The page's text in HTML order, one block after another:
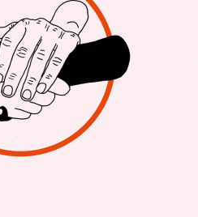
Sanja Mitrović:
In der
Gemeinschaften in
Nordvietnames*innen,
Gastarbeiterprogramms
hierhergekommen
sind.
Boatpeople aus
Westdeutschland
unterschiedlich. Was sie
In Deutschland sahen sie